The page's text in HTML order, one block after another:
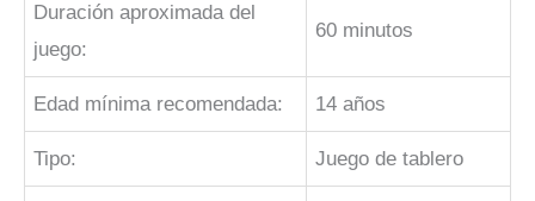
Duración aproximada del
juego:
60 minutos
Edad mínima recomendada: 14 años
Tipo: Juego de tablero